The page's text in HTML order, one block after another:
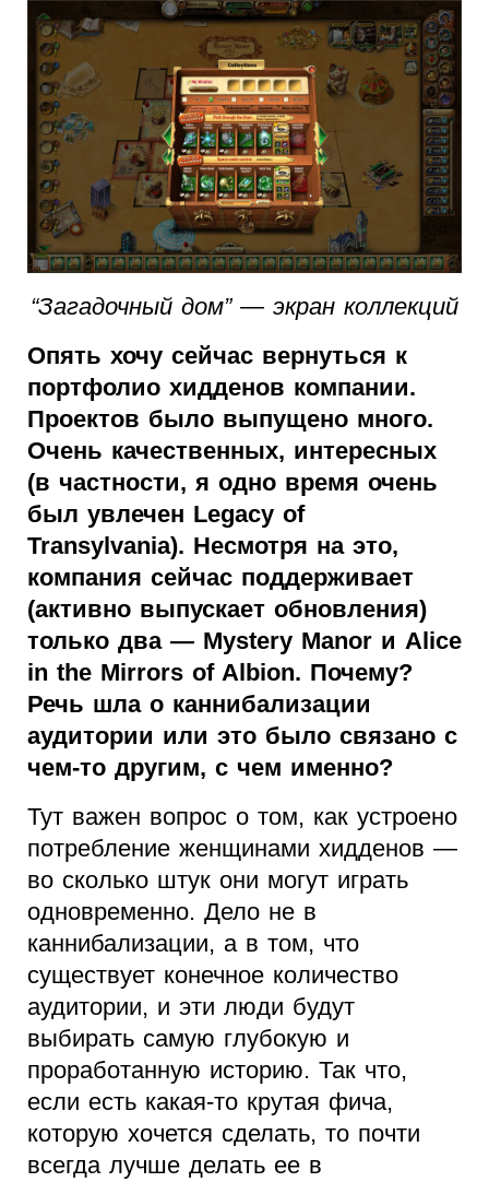
“Загадочный дом” — экран коллекций
Опять хочу сейчас вернуться к
портфолио хидденов компании.
Проектов было выпущено много.
Очень качественных, интересных
(в частности, я одно время очень
был увлечен Legacy of
Transylvania). Несмотря на это,
компания сейчас поддерживает
(активно выпускает обновления)
только два — Mystery Manor и Alice
in the Mirrors of Albion. Почему?
Речь шла о каннибализации
аудитории или это было связано с
чем-то другим, с чем именно?
Тут важен вопрос о том, как устроено
потребление женщинами хидденов —
во сколько штук они могут играть
одновременно. Дело не в
каннибализации, а в том, что
существует конечное количество
аудитории, и эти люди будут
выбирать самую глубокую и
проработанную историю. Так что,
если есть какая-то крутая фича,
которую хочется сделать, то почти
всегда лучше делать ее в